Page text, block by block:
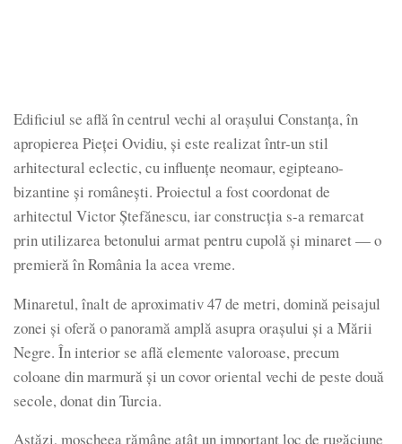
Edificiul se află în centrul vechi al orașului Constanța, în
apropierea Pieței Ovidiu, și este realizat într-un stil
arhitectural eclectic, cu influențe neomaur, egipteano-
bizantine și românești. Proiectul a fost coordonat de
arhitectul Victor Ștefănescu, iar construcția s-a remarcat
prin utilizarea betonului armat pentru cupolă și minaret — o
premieră în România la acea vreme.
Minaretul, înalt de aproximativ 47 de metri, domină peisajul
zonei și oferă o panoramă amplă asupra orașului și a Mării
Negre. În interior se află elemente valoroase, precum
coloane din marmură și un covor oriental vechi de peste două
secole, donat din Turcia.
Astăzi, moscheea rămâne atât un important loc de rugăciune